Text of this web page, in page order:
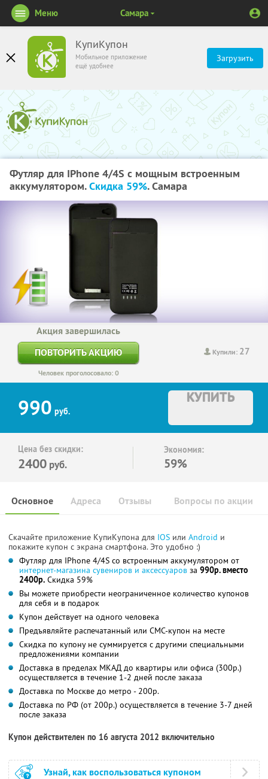
КупиКупон
Мобильное приложение
ещё удобнее
Загрузить
Меню Самара
Футляр для IPhone 4/4S c мощным встроенным
аккумулятором.Скидка 59%. Самара
Купили: 27
Акция завершилась
ПОВТОРИТЬ АКЦИЮ
Человек проголосовало: 0
990 руб.
КУПИТЬ
Цена без скидки:
2400 руб.
Экономия:
59%
Основное Отзывы Вопросы по акции
Адреса
Скачайте приложение КупиКупона для IOS или Android и
покажите купон с экрана смартфона. Это удобно :)
Футляр для IPhone 4/4S со встроенным аккумулятором от
интернет-магазина сувениров и аксессуаров за 990р. вместо
2400р. Скидка 59%
Вы можете приобрести неограниченное количество купонов
для себя и в подарок
Купон действует на одного человека
Предъявляйте распечатанный или СМС-купон на месте
Скидка по купону не суммируется с другими специальными
предложениями компании
Доставка в пределах МКАД до квартиры или офиса (300р.)
осуществляется в течение 1-2 дней после заказа
Доставка по Москве до метро - 200р.
Доставка по РФ (от 200р.) осуществляется в течение 3-7 дней
после заказа
Купон действителен по 16 августа 2012 включительно
Узнай, как воспользоваться купоном